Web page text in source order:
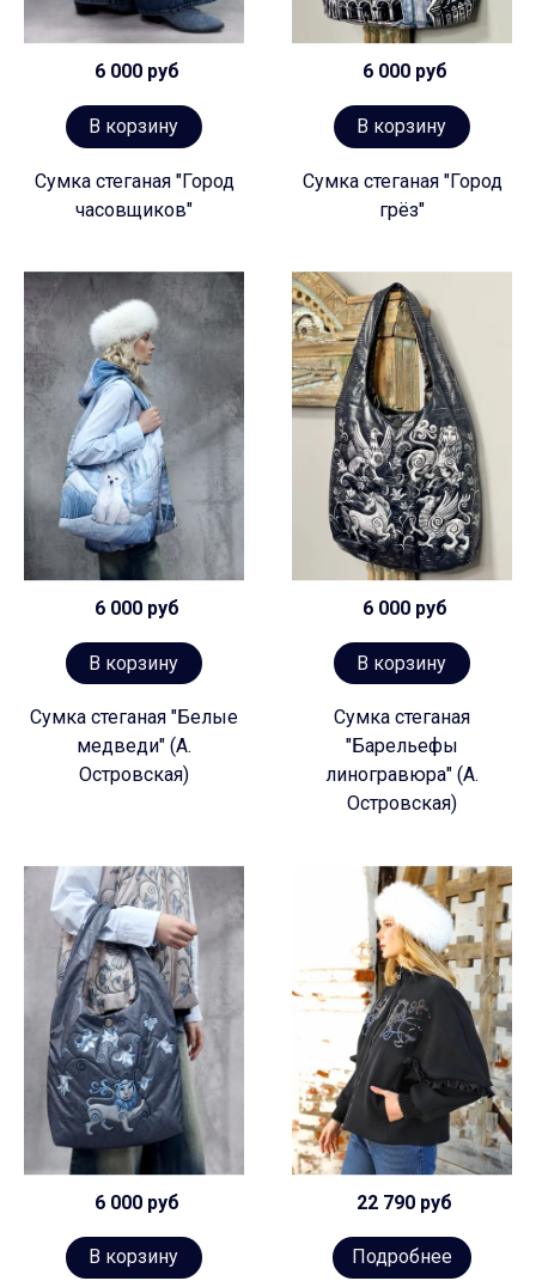
6 000 руб
В корзину
Сумка стеганая "Город
часовщиков"
6 000 руб
В корзину
Сумка стеганая "Город
грёз"
6 000 руб
В корзину
Сумка стеганая "Белые
медведи" (А.
Островская)
6 000 руб
В корзину
Сумка стеганая
"Барельефы
линогравюра" (А.
Островская)
6 000 руб
В корзину
22 790 руб
Подробнее